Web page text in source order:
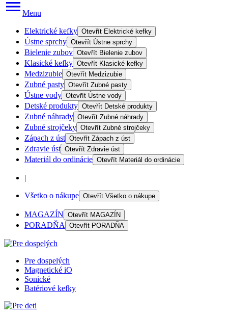
Menu
Elektrické kefky Otevřít Elektrické kefky
Ústne sprchy Otevřít Ústne sprchy
Bielenie zubov Otevřít Bielenie zubov
Klasické kefky Otevřít Klasické kefky
Medzizubie Otevřít Medzizubie
Zubné pasty Otevřít Zubné pasty
Ústne vody Otevřít Ústne vody
Detské produkty Otevřít Detské produkty
Zubné náhrady Otevřít Zubné náhrady
Zubné strojčeky Otevřít Zubné strojčeky
Zápach z úst Otevřít Zápach z úst
Zdravie úst Otevřít Zdravie úst
Materiál do ordinácie Otevřít Materiál do ordinácie
|
Všetko o nákupe Otevřít Všetko o nákupe
MAGAZÍN Otevřít MAGAZÍN
PORADŇA Otevřít PORADŇA
Pre dospelých
Magnetické iO
Sonické
Batériové kefky